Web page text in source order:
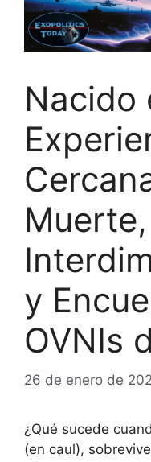
Nacido
y
OVNIs
26 de enero de
¿Qué sucede
(en caul),